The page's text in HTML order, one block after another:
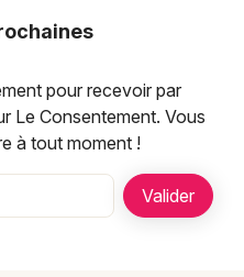
pour recevoir par
Le Consentement. Vous
à tout moment !